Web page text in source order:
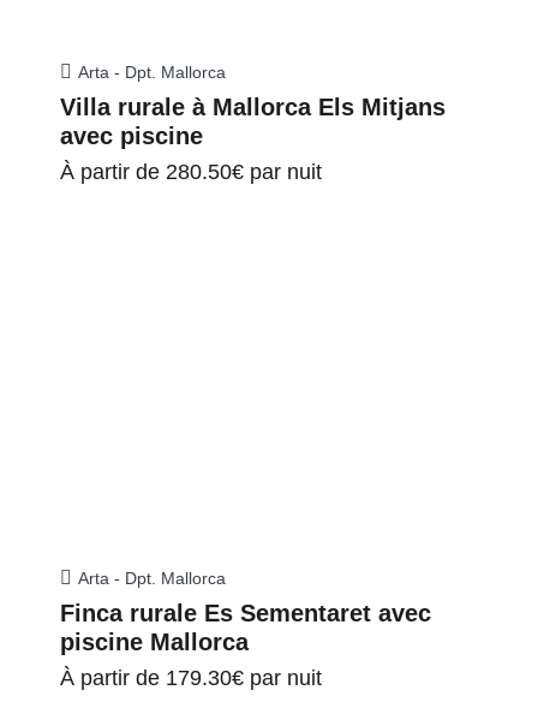
Arta - Dpt. Mallorca
Villa rurale à Mallorca Els Mitjans
avec piscine
À partir de 280.50€ par nuit
Arta - Dpt. Mallorca
Finca rurale Es Sementaret avec
piscine Mallorca
À partir de 179.30€ par nuit